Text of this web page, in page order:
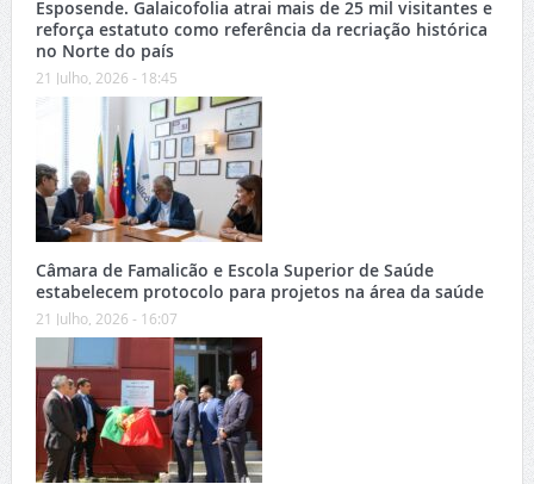
Esposende. Galaicofolia atrai mais de 25 mil visitantes e
reforça estatuto como referência da recriação histórica
no Norte do país
21 Julho, 2026 - 18:45
Câmara de Famalicão e Escola Superior de Saúde
estabelecem protocolo para projetos na área da saúde
21 Julho, 2026 - 16:07